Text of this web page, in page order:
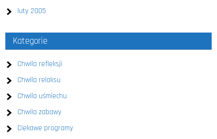
luty 2005
Kategorie
Chwila refleksji
Chwila relaksu
Chwila uśmiechu
Chwila zabawy
Ciekawe programy